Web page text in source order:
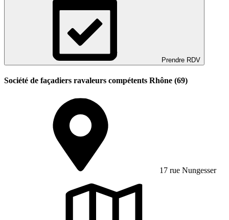
Prendre RDV
Société de façadiers ravaleurs compétents Rhône (69)
17 rue Nungesser